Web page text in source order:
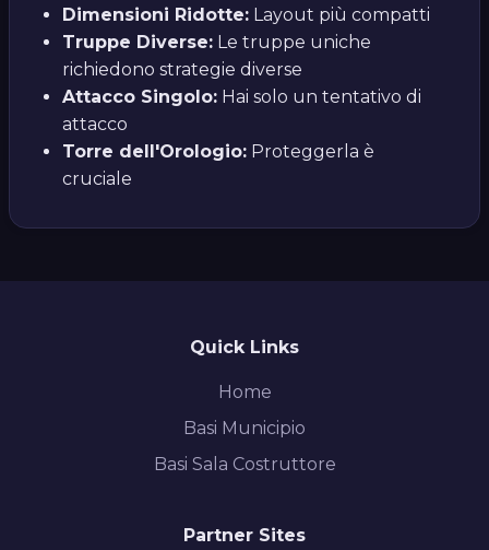
Dimensioni Ridotte: Layout più compatti
Truppe Diverse: Le truppe uniche
richiedono strategie diverse
Attacco Singolo: Hai solo un tentativo di
attacco
Torre dell'Orologio: Proteggerla è
cruciale
Quick Links
Home
Basi Municipio
Basi Sala Costruttore
Partner Sites